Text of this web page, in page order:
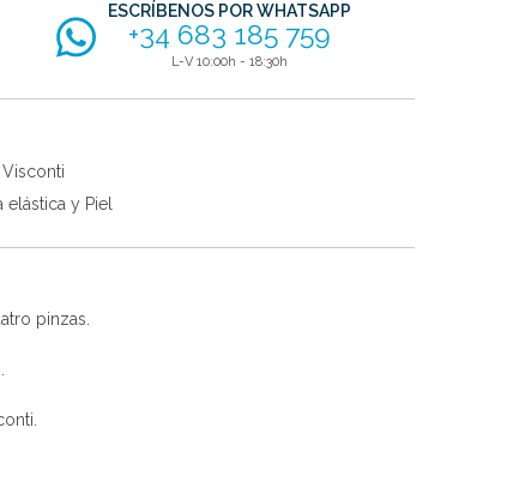
ESCRÍBENOS POR WHATSAPP
+34 683 185 759
L-V 10:00h - 18:30h
elástica y Piel
pinzas.